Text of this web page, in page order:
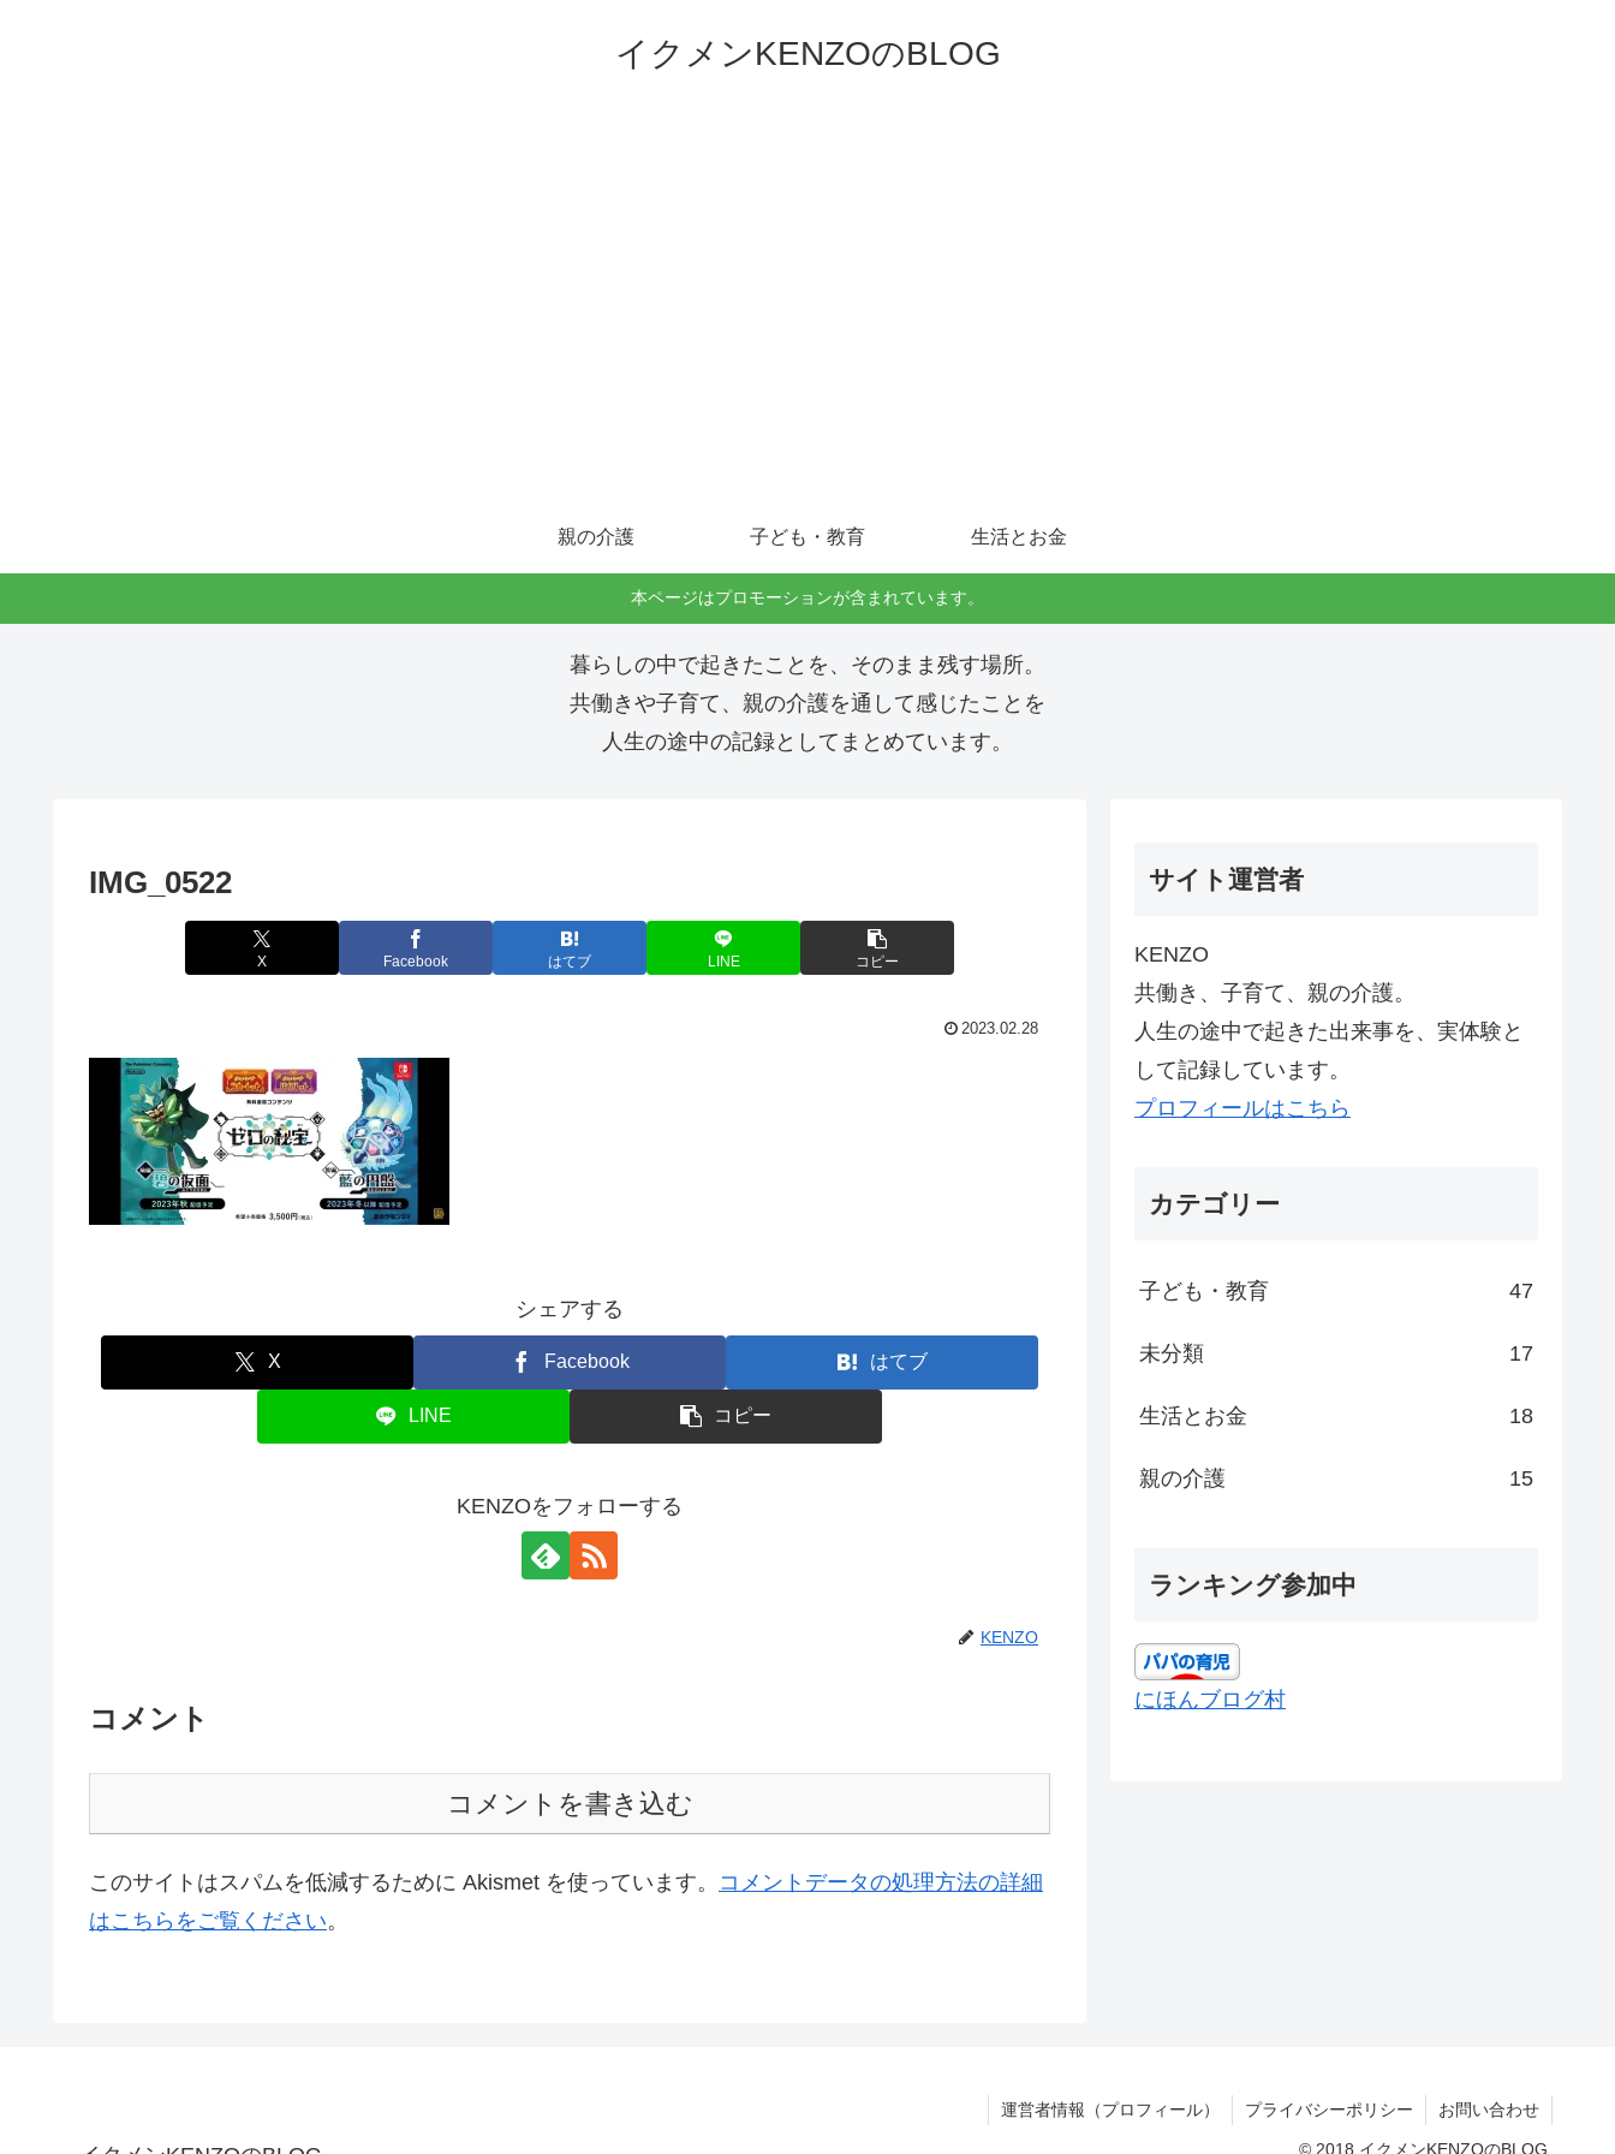
イクメンKENZOのBLOG
親の介護 子ども・教育 生活とお金
本ページはプロモーションが含まれています。
暮らしの中で起きたことを、そのまま残す場所。
共働きや子育て、親の介護を通して感じたことを
人生の途中の記録としてまとめています。
IMG_0522
X Facebook はてブ LINE コピー
2023.02.28
シェアする
X Facebook はてブ
LINE コピー
KENZOをフォローする
KENZO
コメント
コメントを書き込む
このサイトはスパムを低減するために Akismet を使っています。 コメントデータの処理方法の詳細
はこちらをご覧ください。
サイト運営者
KENZO
共働き、子育て、親の介護。
人生の途中で起きた出来事を、実体験と
して記録しています。
プロフィールはこちら
カテゴリー
子ども・教育 47
未分類 17
生活とお金 18
親の介護 15
ランキング参加中
にほんブログ村
運営者情報（プロフィール） プライバシーポリシー お問い合わせ
© 2018 イクメンKENZOのBLOG.